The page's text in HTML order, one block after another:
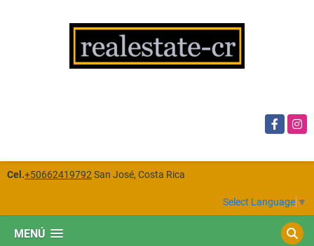
Facebook
Cel.+50662419792 San José, Costa Rica
Select Language ▼
MENÚ